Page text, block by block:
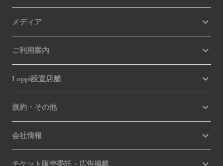
メディア
ご利用案内
Loppi設置店舗
規約・その他
会社情報
チケット販売委託・広告掲載